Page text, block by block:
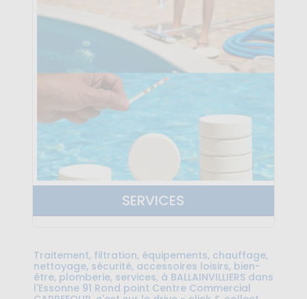
SERVICES
Traitement, filtration, équipements, chauffage,
nettoyage, sécurité, accessoires loisirs, bien-
être, plomberie, services, à BALLAINVILLIERS dans
l'Essonne 91 Rond point Centre Commercial